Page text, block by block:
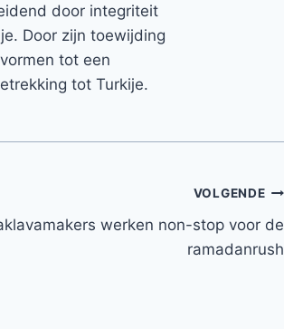
door integriteit
Door zijn toewijding
tot een
tot Turkije.
VOLGENDE
werken non-stop voor de
ramadanrush